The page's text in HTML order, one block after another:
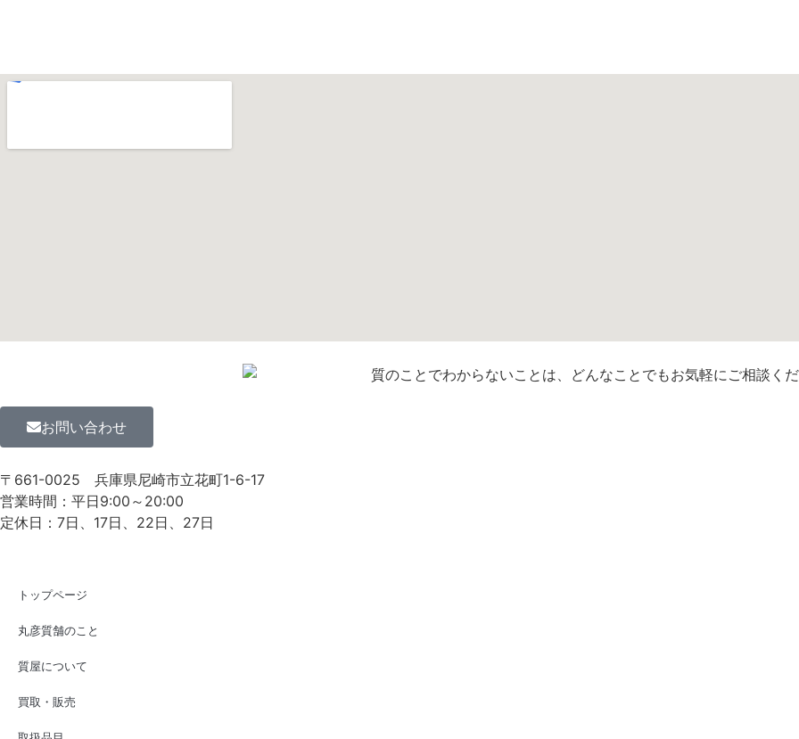
お問い合わせ
〒661-0025 兵庫県尼崎市立花町1-6-17
営業時間：平日9:00～20:00
定休日：7日、17日、22日、27日
トップページ
丸彦質舗のこと
質屋について
買取・販売